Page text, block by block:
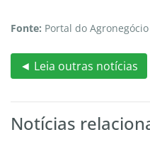
Fonte: Portal do Agronegócio
◄ Leia outras notícias
Notícias